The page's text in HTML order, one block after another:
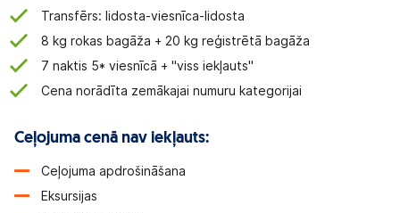
Transfērs: lidosta-viesnīca-lidosta
8 kg rokas bagāža + 20 kg reģistrētā bagāža
7 naktis 5* viesnīcā + "viss iekļauts"
Cena norādīta zemākajai numuru kategorijai
Ceļojuma cenā nav iekļauts:
Ceļojuma apdrošināšana
Eksursijas